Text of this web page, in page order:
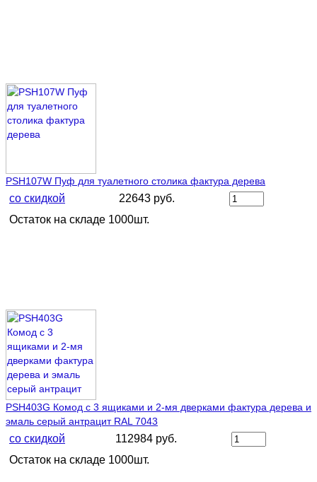
PSH107W Пуф для туалетного столика фактура дерева
со скидкой
22643 руб.
Остаток на складе 1000шт.
PSH403G Комод с 3 ящиками и 2-мя дверками фактура дерева и
эмаль серый антрацит RAL 7043
со скидкой
112984 руб.
Остаток на складе 1000шт.